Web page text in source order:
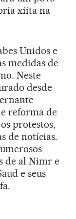
xiita na
Unidos e
medidas de
Neste
desde
reforma de
protestos,
de notícias.
de al Nimr e
e seus